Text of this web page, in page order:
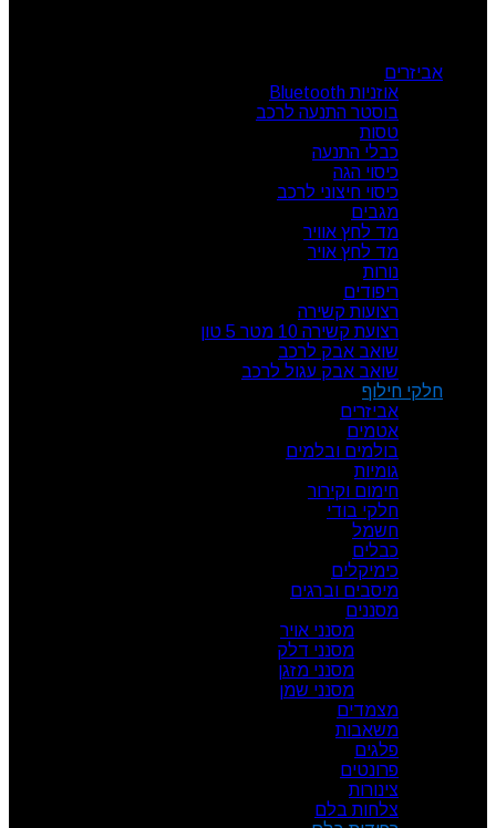
אביזרים
אוזניות Bluetooth
בוסטר התנעה לרכב
טסות
כבלי התנעה
כיסוי הגה
כיסוי חיצוני לרכב
מגבים
מד לחץ אוויר
מד לחץ אויר
נורות
ריפודים
רצועות קשירה
רצועת קשירה 10 מטר 5 טון
שואב אבק לרכב
שואב אבק עגול לרכב
חלקי חילוף
אביזרים
אטמים
בולמים ובלמים
גומיות
חימום וקירור
חלקי בודי
חשמל
כבלים
כימיקלים
מיסבים וברגים
מסננים
מסנני אויר
מסנני דלק
מסנני מזגן
מסנני שמן
מצמדים
משאבות
פלגים
פרונטים
צינורות
צלחות בלם